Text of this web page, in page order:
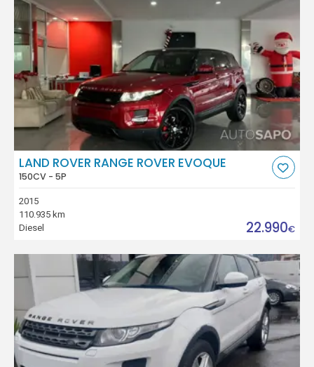
LAND ROVER RANGE ROVER EVOQUE
150CV - 5P
2015
110.935 km
Diesel
22.990€